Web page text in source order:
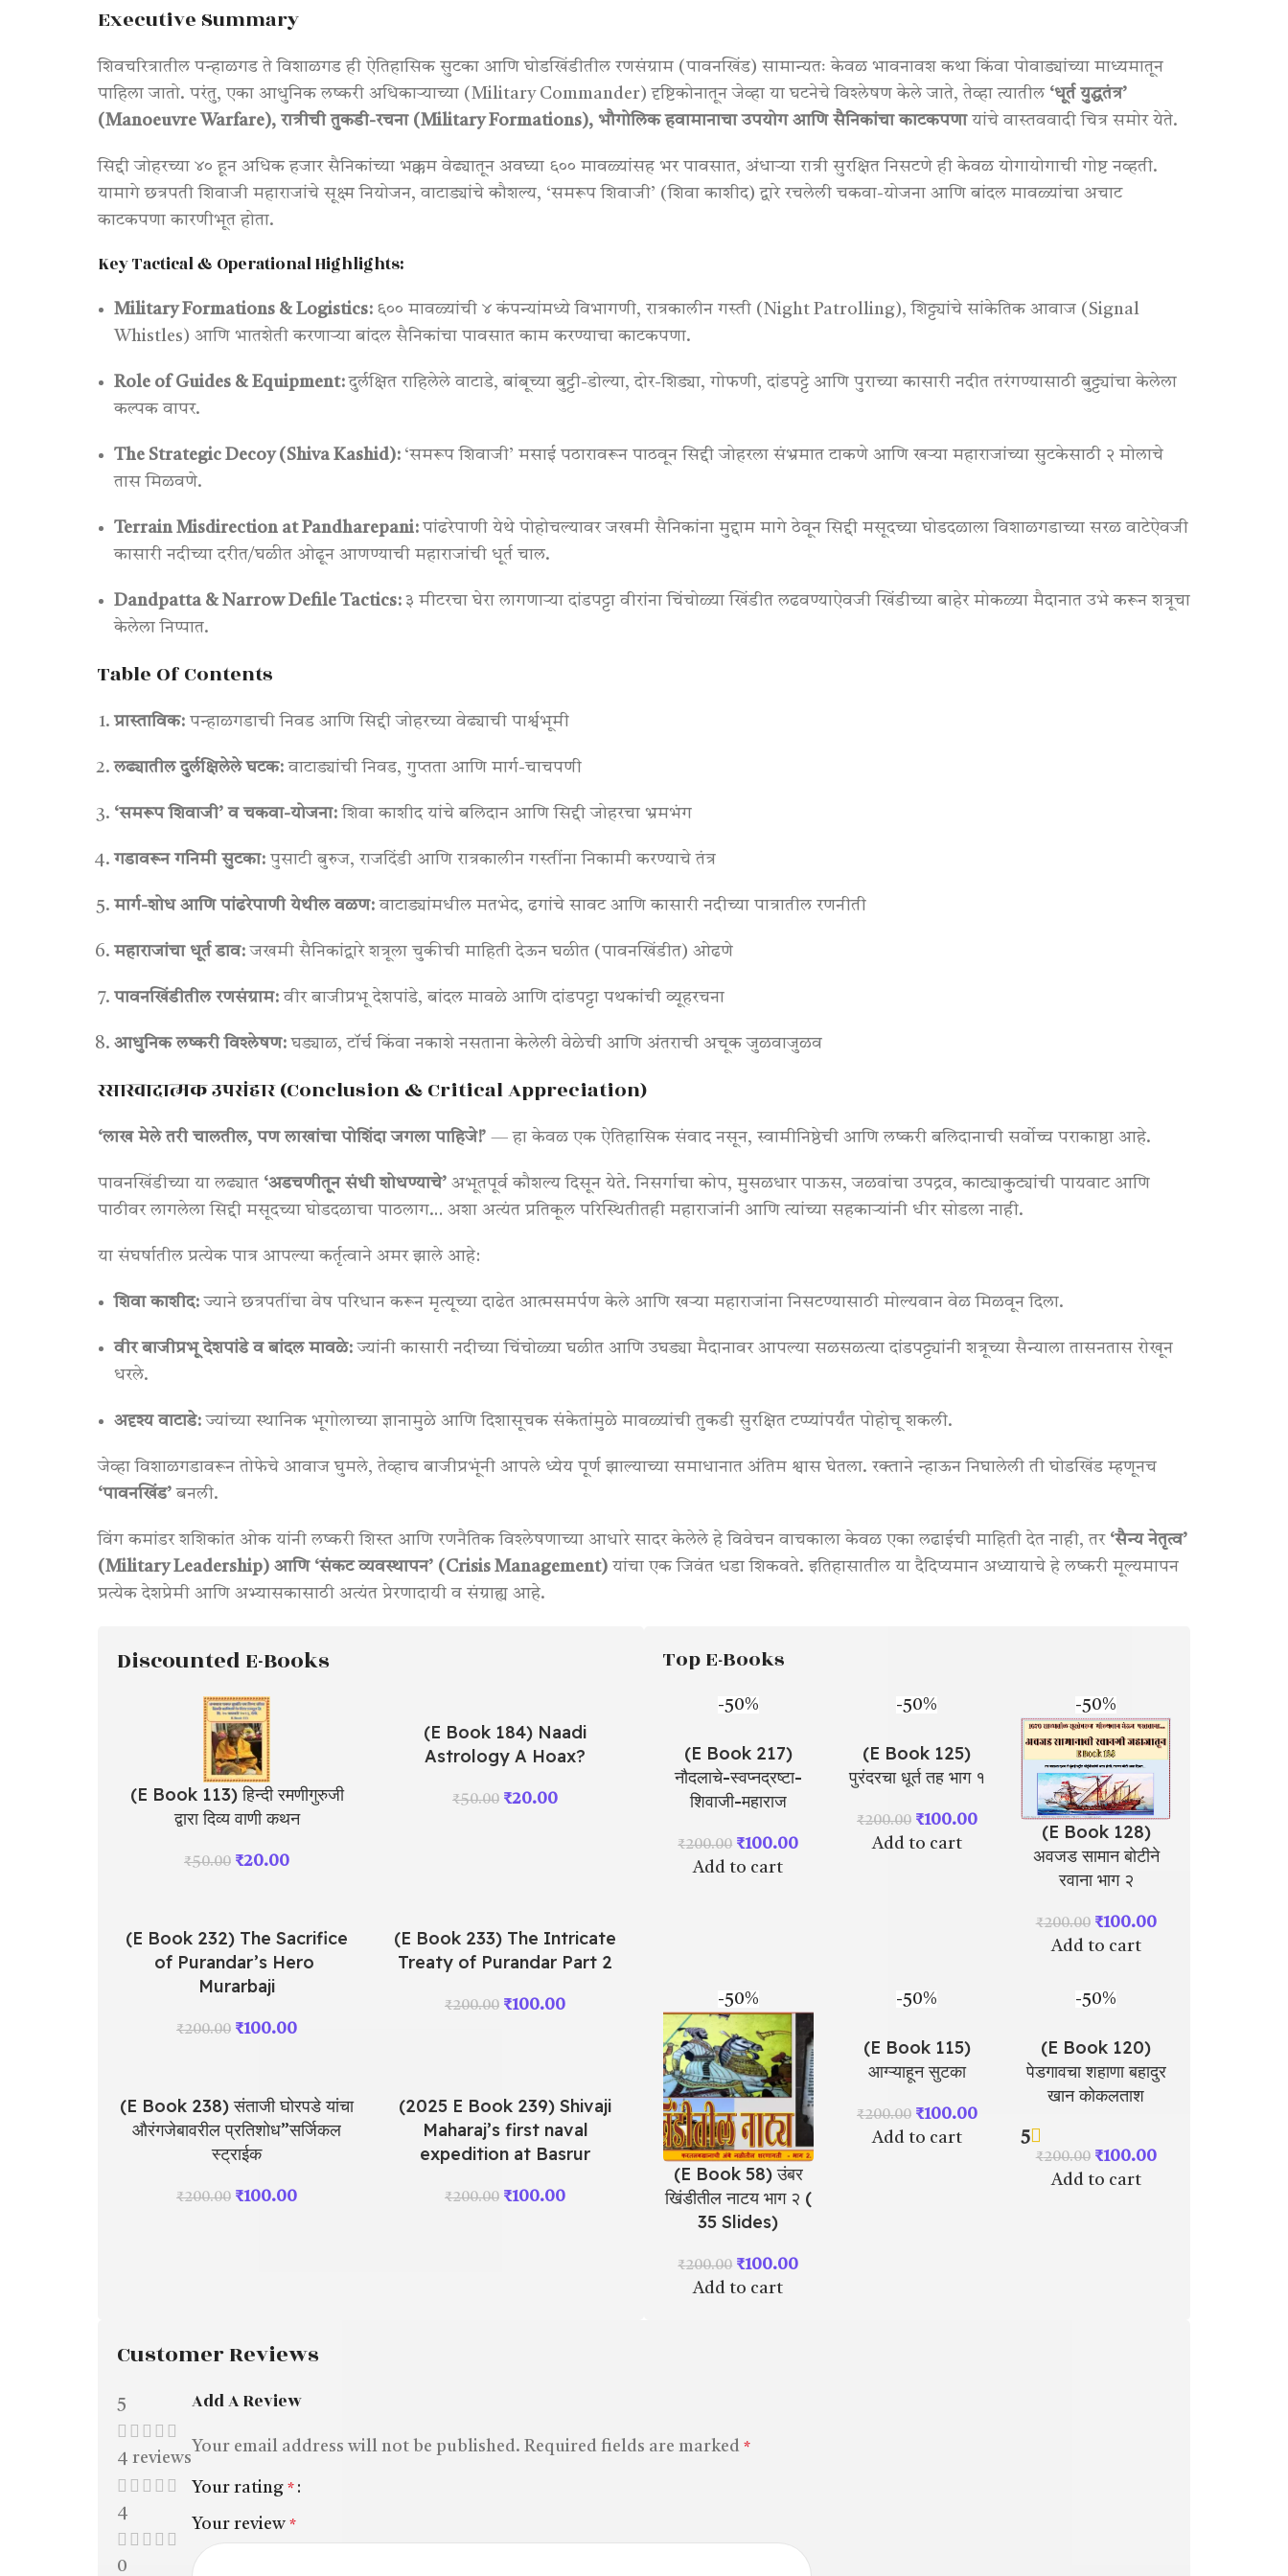
Executive Summary
शिवचरित्रातील पन्हाळगड ते विशाळगड ही ऐतिहासिक सुटका आणि घोडखिंडीतील रणसंग्राम (पावनखिंड) सामान्यतः केवळ भावनावश कथा किंवा पोवाड्यांच्या माध्यमातून
पाहिला जातो. परंतु, एका आधुनिक लष्करी अधिकाऱ्याच्या (Military Commander) दृष्टिकोनातून जेव्हा या घटनेचे विश्लेषण केले जाते, तेव्हा त्यातील ‘धूर्त युद्धतंत्र’
(Manoeuvre Warfare), रात्रीची तुकडी-रचना (Military Formations), भौगोलिक हवामानाचा उपयोग आणि सैनिकांचा काटकपणायांचे वास्तववादी चित्र समोर येते.
सिद्दी जोहरच्या ४० हून अधिक हजार सैनिकांच्या भक्कम वेढ्यातून अवघ्या ६०० मावळ्यांसह भर पावसात, अंधाऱ्या रात्री सुरक्षित निसटणे ही केवळ योगायोगाची गोष्ट नव्हती.
यामागे छत्रपती शिवाजी महाराजांचे सूक्ष्म नियोजन, वाटाड्यांचे कौशल्य, ‘समरूप शिवाजी’ (शिवा काशीद) द्वारे रचलेली चकवा-योजना आणि बांदल मावळ्यांचा अचाट
काटकपणा कारणीभूत होता.
Key Tactical & Operational Highlights:
Military Formations & Logistics: ६०० मावळ्यांची ४ कंपन्यांमध्ये विभागणी, रात्रकालीन गस्ती (Night Patrolling), शिट्ट्यांचे सांकेतिक आवाज (Signal
Whistles) आणि भातशेती करणाऱ्या बांदल सैनिकांचा पावसात काम करण्याचा काटकपणा.
Role of Guides & Equipment:दुर्लक्षित राहिलेले वाटाडे, बांबूच्या बुट्टी-डोल्या, दोर-शिड्या, गोफणी, दांडपट्टे आणि पुराच्या कासारी नदीत तरंगण्यासाठी बुट्ट्यांचा केलेला
कल्पक वापर.
The Strategic Decoy (Shiva Kashid): ‘समरूप शिवाजी’ मसाई पठारावरून पाठवून सिद्दी जोहरला संभ्रमात टाकणे आणि खऱ्या महाराजांच्या सुटकेसाठी २ मोलाचे
तास मिळवणे.
Terrain Misdirection at Pandharepani: पांढरेपाणी येथे पोहोचल्यावर जखमी सैनिकांना मुद्दाम मागे ठेवून सिद्दी मसूदच्या घोडदळाला विशाळगडाच्या सरळ वाटेऐवजी
कासारी नदीच्या दरीत/घळीत ओढून आणण्याची महाराजांची धूर्त चाल.
Dandpatta & Narrow Defile Tactics: ३ मीटरचा घेरा लागणाऱ्या दांडपट्टा वीरांना चिंचोळ्या खिंडीत लढवण्याऐवजी खिंडीच्या बाहेर मोकळ्या मैदानात उभे करून शत्रूचा
केलेला निप्पात.
Table Of Contents
प्रास्ताविक: पन्हाळगडाची निवड आणि सिद्दी जोहरच्या वेढ्याची पार्श्वभूमी
लढ्यातील दुर्लक्षिलेले घटक: वाटाड्यांची निवड, गुप्तता आणि मार्ग-चाचपणी
‘समरूप शिवाजी’ व चकवा-योजना: शिवा काशीद यांचे बलिदान आणि सिद्दी जोहरचा भ्रमभंग
गडावरून गनिमी सुटका: पुसाटी बुरुज, राजदिंडी आणि रात्रकालीन गस्तींना निकामी करण्याचे तंत्र
मार्ग-शोध आणि पांढरेपाणी येथील वळण: वाटाड्यांमधील मतभेद, ढगांचे सावट आणि कासारी नदीच्या पात्रातील रणनीती
महाराजांचा धूर्त डाव: जखमी सैनिकांद्वारे शत्रूला चुकीची माहिती देऊन घळीत (पावनखिंडीत) ओढणे
पावनखिंडीतील रणसंग्राम: वीर बाजीप्रभू देशपांडे, बांदल मावळे आणि दांडपट्टा पथकांची व्यूहरचना
आधुनिक लष्करी विश्लेषण: घड्याळ, टॉर्च किंवा नकाशे नसताना केलेली वेळेची आणि अंतराची अचूक जुळवाजुळव
रसास्वादात्मक उपसंहार (Conclusion & Critical Appreciation)
‘लाख मेले तरी चालतील, पण लाखांचा पोशिंदा जगला पाहिजे!’ — हा केवळ एक ऐतिहासिक संवाद नसून, स्वामीनिष्ठेची आणि लष्करी बलिदानाची सर्वोच्च पराकाष्ठा आहे.
पावनखिंडीच्या या लढ्यात ‘अडचणीतून संधी शोधण्याचे’ अभूतपूर्व कौशल्य दिसून येते. निसर्गाचा कोप, मुसळधार पाऊस, जळवांचा उपद्रव, काट्याकुट्यांची पायवाट आणि
पाठीवर लागलेला सिद्दी मसूदच्या घोडदळाचा पाठलाग… अशा अत्यंत प्रतिकूल परिस्थितीतही महाराजांनी आणि त्यांच्या सहकाऱ्यांनी धीर सोडला नाही.
या संघर्षातील प्रत्येक पात्र आपल्या कर्तृत्वाने अमर झाले आहे:
शिवा काशीद: ज्याने छत्रपतींचा वेष परिधान करून मृत्यूच्या दाढेत आत्मसमर्पण केले आणि खऱ्या महाराजांना निसटण्यासाठी मोल्यवान वेळ मिळवून दिला.
वीर बाजीप्रभू देशपांडे व बांदल मावळे: ज्यांनी कासारी नदीच्या चिंचोळ्या घळीत आणि उघड्या मैदानावर आपल्या सळसळत्या दांडपट्ट्यांनी शत्रूच्या सैन्याला तासनतास रोखून
धरले.
अदृश्य वाटाडे: ज्यांच्या स्थानिक भूगोलाच्या ज्ञानामुळे आणि दिशासूचक संकेतांमुळे मावळ्यांची तुकडी सुरक्षित टप्प्यांपर्यंत पोहोचू शकली.
जेव्हा विशाळगडावरून तोफेचे आवाज घुमले, तेव्हाच बाजीप्रभूंनी आपले ध्येय पूर्ण झाल्याच्या समाधानात अंतिम श्वास घेतला. रक्ताने न्हाऊन निघालेली ती घोडखिंड म्हणूनच
‘पावनखिंड’ बनली.
विंग कमांडर शशिकांत ओक यांनी लष्करी शिस्त आणि रणनैतिक विश्लेषणाच्या आधारे सादर केलेले हे विवेचन वाचकाला केवळ एका लढाईची माहिती देत नाही, तर ‘सैन्य नेतृत्व’
(Military Leadership) आणि ‘संकट व्यवस्थापन’ (Crisis Management) यांचा एक जिवंत धडा शिकवते. इतिहासातील या दैदिप्यमान अध्यायाचे हे लष्करी मूल्यमापन
प्रत्येक देशप्रेमी आणि अभ्यासकासाठी अत्यंत प्रेरणादायी व संग्राह्य आहे.
Discounted E-Books
(E Book 113) हिन्दी रमणीगुरुजी
द्वारा दिव्य वाणी कथन
₹50.00 ₹20.00
(E Book 184) Naadi
Astrology A Hoax?
₹50.00 ₹20.00
(E Book 232) The Sacrifice
of Purandar’s Hero
Murarbaji
₹200.00 ₹100.00
(E Book 233) The Intricate
Treaty of Purandar Part 2
₹200.00 ₹100.00
(E Book 238) संताजी घोरपडे यांचा
औरंगजेबावरील प्रतिशोध”सर्जिकल
स्ट्राईक
₹200.00 ₹100.00
(2025 E Book 239) Shivaji
Maharaj’s first naval
expedition at Basrur
₹200.00 ₹100.00
Top E-Books
-50%
(E Book 217)
नौदलाचे-स्वप्नद्रष्टा-
शिवाजी-महाराज
₹200.00 ₹100.00
Add to cart
-50%
(E Book 125)
पुरंदरचा धूर्त तह भाग १
₹200.00 ₹100.00
Add to cart
-50%
(E Book 128)
अवजड सामान बोटीने
रवाना भाग २
₹200.00 ₹100.00
Add to cart
-50%
(E Book 58) उंबर
खिंडीतील नाटय भाग २ (
35 Slides)
₹200.00 ₹100.00
Add to cart
-50%
(E Book 115)
आग्ऱ्याहून सुटका
₹200.00 ₹100.00
Add to cart
-50%
(E Book 120)
पेडगावचा शहाणा बहादुर
खान कोकलताश
5
₹200.00 ₹100.00
Add to cart
Customer Reviews
5
4 reviews
4
0
Add A Review
Your email address will not be published. Required fields are marked *
Your rating *
Your review *